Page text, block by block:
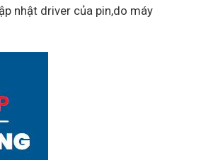
nhật driver của pin,do máy